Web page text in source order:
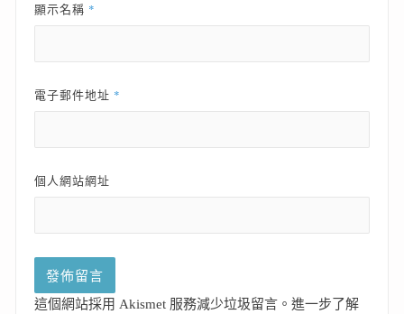
顯示名稱 *
電子郵件地址 *
個人網站網址
這個網站採用 Akismet 服務減少垃圾留言。 進一步了解